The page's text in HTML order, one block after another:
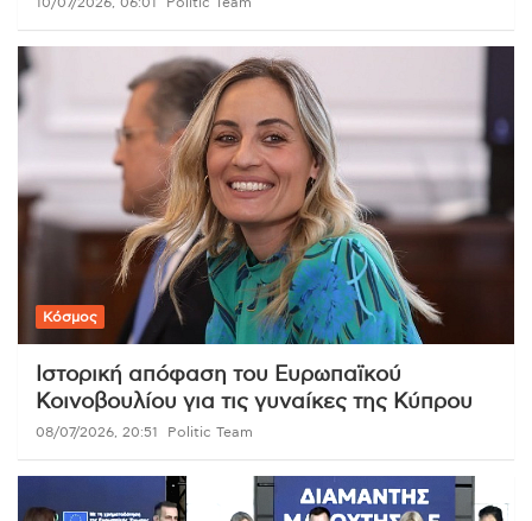
Κόσμος
Ιστορική απόφαση του Ευρωπαϊκού
Κοινοβουλίου για τις γυναίκες της Κύπρου
08/07/2026, 20:51 Politic Team